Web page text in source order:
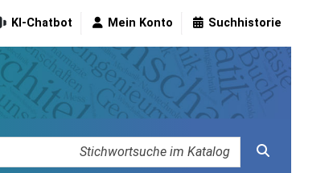
KI-Chatbot Mein Konto Suchhistorie